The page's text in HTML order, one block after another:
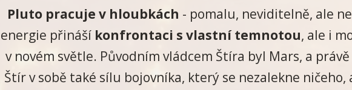
Pluto pracuje v hloubkách - pomalu, neviditelně, ale
energie přináší konfrontaci s vlastní temnotou, ale i
v novém světle. Původním vládcem Štíra byl Mars, a
Štír v sobě také sílu bojovníka, který se nezalekne ničeho,